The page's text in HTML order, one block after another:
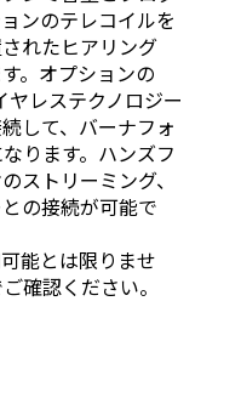
ンのテレコイルを
れたヒアリング
。オプションの
レステクノロジー
して、バーナフォ
ります。ハンズフ
ストリーミング、
の接続が可能で
能とは限りませ
確認ください。